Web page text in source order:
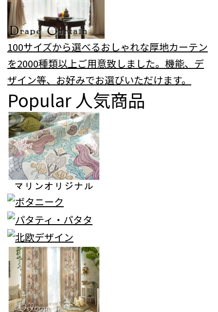
100サイズから選べるおしゃれな厚地カーテン
を2000種類以上ご用意致しました。機能、デ
ザイン等、お好みでお選びいただけます。
Popular 人気商品